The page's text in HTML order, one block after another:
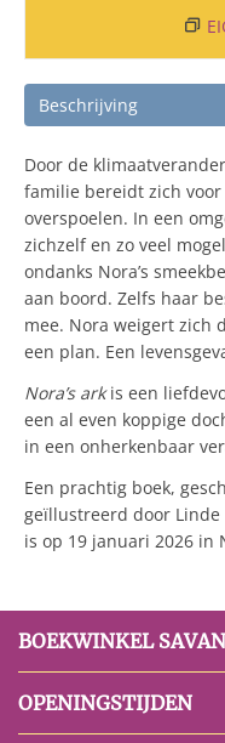
Beschrijving
Door de
familie bereidt zich
overspoelen. In een
zichzelf en zo veel
ondanks Nora’s
aan boord. Zelfs haar
mee. Nora weigert zich
een plan. Een
Nora’s arkis een
een al even koppige
in een onherkenbaar
Een prachtig boek,
geïllustreerd door Linde
is op 19 januari 2026 in
BOEKWINKEL
OPENINGSTIJDEN